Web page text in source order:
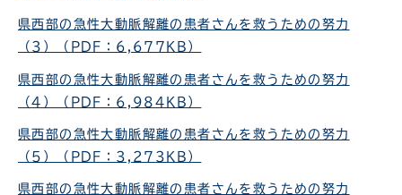
県西部の急性大動脈解離の患者さんを救うための努力
（3）（PDF：6,677KB）
県西部の急性大動脈解離の患者さんを救うための努力
（4）（PDF：6,984KB）
県西部の急性大動脈解離の患者さんを救うための努力
（5）（PDF：3,273KB）
県西部の急性大動脈解離の患者さんを救うための努力